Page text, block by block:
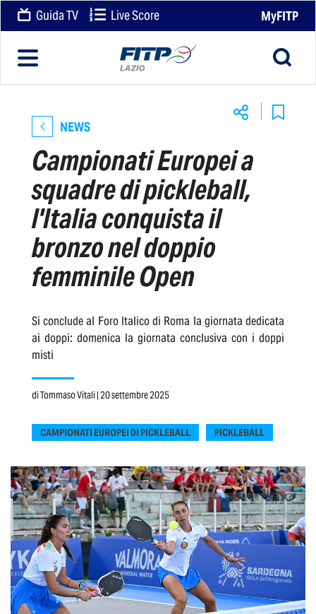
Guida TV Live Score MyFITP
NEWS
Campionati Europei a
squadre di pickleball,
l'Italia conquista il
bronzo nel doppio
femminile Open
Si conclude al Foro Italico di Roma la giornata dedicata
ai doppi: domenica la giornata conclusiva con i doppi
misti
diTommaso Vitali| 20 settembre 2025
CAMPIONATI EUROPEI DI PICKLEBALL PICKLEBALL